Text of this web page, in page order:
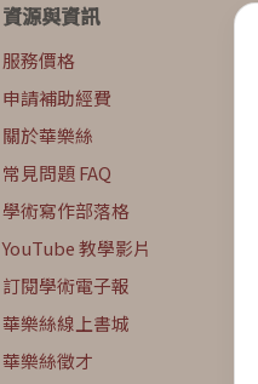
資源與資訊
服務價格
申請補助經費
關於華樂絲
常見問題 FAQ
學術寫作部落格
YouTube 教學影片
訂閱學術電子報
華樂絲線上書城
華樂絲徵才